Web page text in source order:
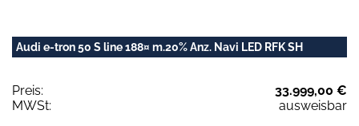
Audi e-tron 50 S line 188¤ m.20% Anz. Navi LED RFK SH
Preis:
33.999,00 €
MWSt:
ausweisbar